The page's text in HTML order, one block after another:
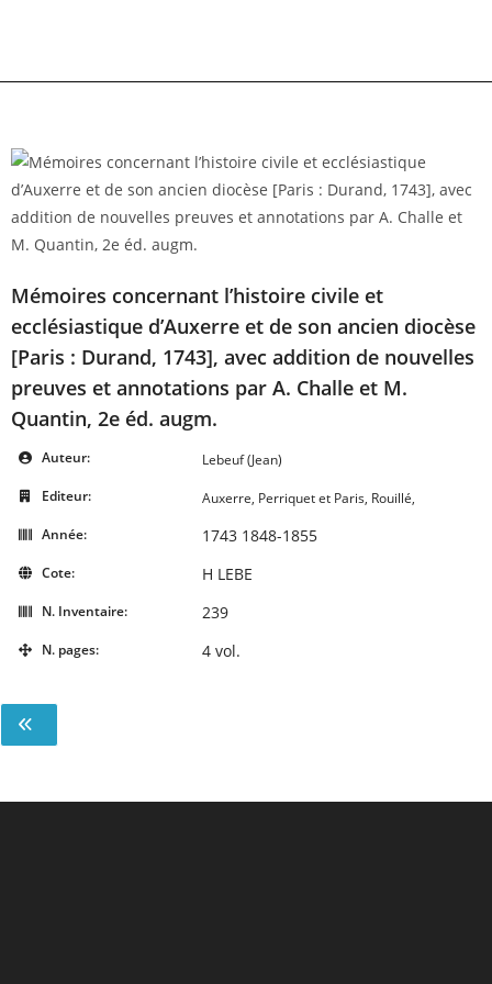
Mémoires concernant l’histoire civile et
ecclésiastique d’Auxerre et de son ancien diocèse
[Paris : Durand, 1743], avec addition de nouvelles
preuves et annotations par A. Challe et M.
Quantin, 2e éd. augm.
Auteur:
Lebeuf (Jean)
Editeur:
Auxerre, Perriquet et Paris, Rouillé,
Année:
1743 1848-1855
Cote: H LEBE
N. Inventaire: 239
N. pages: 4 vol.